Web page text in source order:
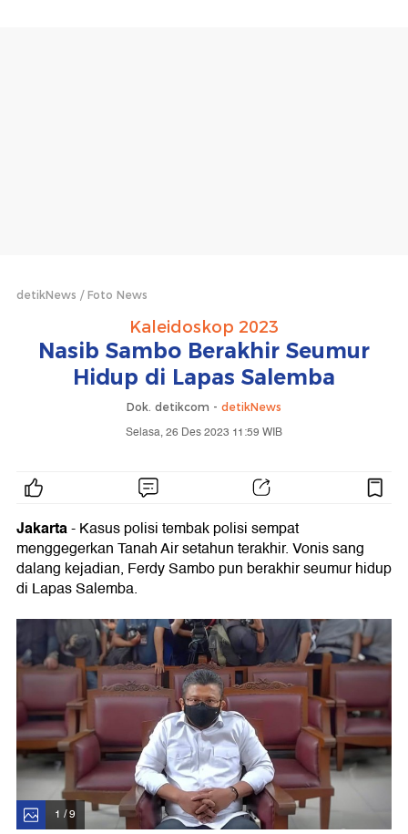
detikNews Foto News
Kaleidoskop 2023
Nasib Sambo Berakhir Seumur
Hidup di Lapas Salemba
Dok. detikcom - detikNews
Selasa, 26 Des 2023 11:59 WIB
Jakarta- Kasus polisi tembak polisi sempat
menggegerkan Tanah Air setahun terakhir. Vonis sang
dalang kejadian, Ferdy Sambo pun berakhir seumur hidup
di Lapas Salemba.
1 / 9